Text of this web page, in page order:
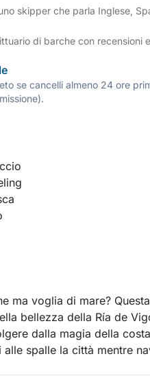
skipper che parla Inglese,
di barche con
se cancelli almeno 24 ore
ma voglia di mare?
bellezza della Ría de
dalla magia della
spalle la città mentre
aprono tutt'intorno. Che